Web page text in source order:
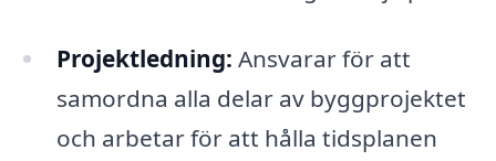
Projektledning: Ansvarar för att
samordna alla delar av byggprojektet
och arbetar för att hålla tidsplanen